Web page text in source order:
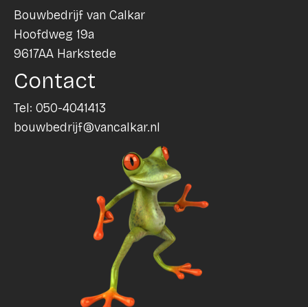
Bouwbedrijf van Calkar
Hoofdweg 19a
9617AA Harkstede
Contact
Tel: 050-4041413
bouwbedrijf@vancalkar.nl